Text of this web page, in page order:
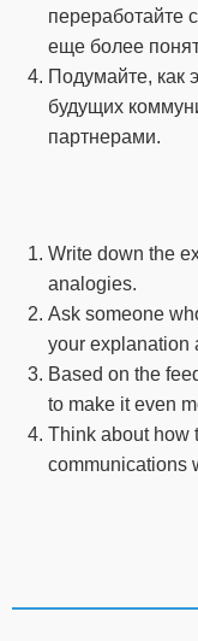
переработайте
еще более
Подумайте, как
будущих
партнерами.
Write down the
analogies.
Ask someone
your explanation
Based on the
to make it even
Think about how
communications